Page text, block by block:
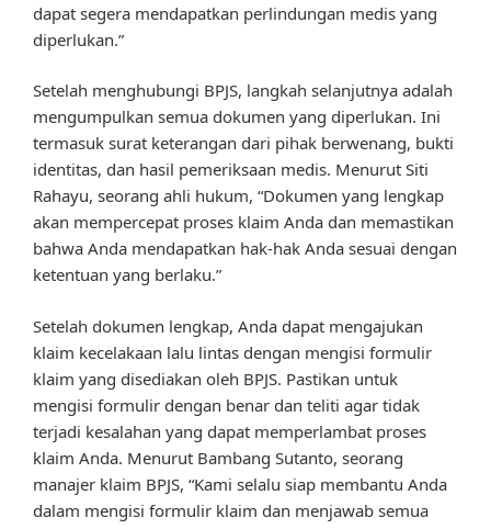
dapat segera mendapatkan perlindungan medis yang
diperlukan.”
Setelah menghubungi BPJS, langkah selanjutnya adalah
mengumpulkan semua dokumen yang diperlukan. Ini
termasuk surat keterangan dari pihak berwenang, bukti
identitas, dan hasil pemeriksaan medis. Menurut Siti
Rahayu, seorang ahli hukum, “Dokumen yang lengkap
akan mempercepat proses klaim Anda dan memastikan
bahwa Anda mendapatkan hak-hak Anda sesuai dengan
ketentuan yang berlaku.”
Setelah dokumen lengkap, Anda dapat mengajukan
klaim kecelakaan lalu lintas dengan mengisi formulir
klaim yang disediakan oleh BPJS. Pastikan untuk
mengisi formulir dengan benar dan teliti agar tidak
terjadi kesalahan yang dapat memperlambat proses
klaim Anda. Menurut Bambang Sutanto, seorang
manajer klaim BPJS, “Kami selalu siap membantu Anda
dalam mengisi formulir klaim dan menjawab semua